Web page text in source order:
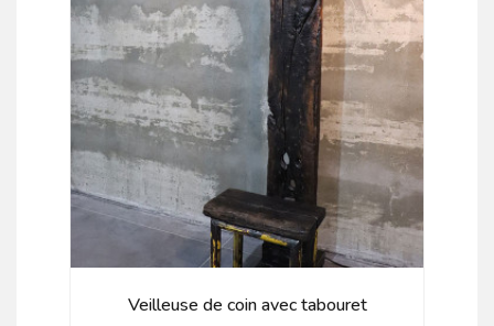
Veilleuse de coin avec tabouret